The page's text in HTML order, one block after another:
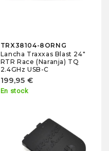
TRX38104-8ORNG
Lancha Traxxas Blast 24"
RTR Race (Naranja) TQ
2.4GHz USB-C
199,95 €
En stock